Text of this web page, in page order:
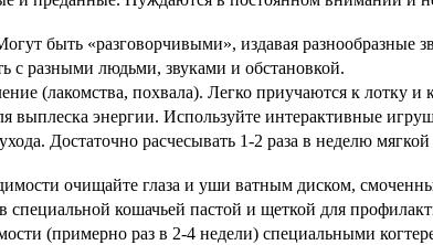
быть «разговорчивыми», издавая разнообразные
с разными людьми, звуками и обстановкой.
(лакомства, похвала). Легко приучаются к лотку
выплеска энергии. Используйте интерактивные
Достаточно расчесывать 1-2 раза в неделю
очищайте глаза и уши ватным диском,
специальной кошачьей пастой и щеткой для
(примерно раз в 2-4 недели) специальными